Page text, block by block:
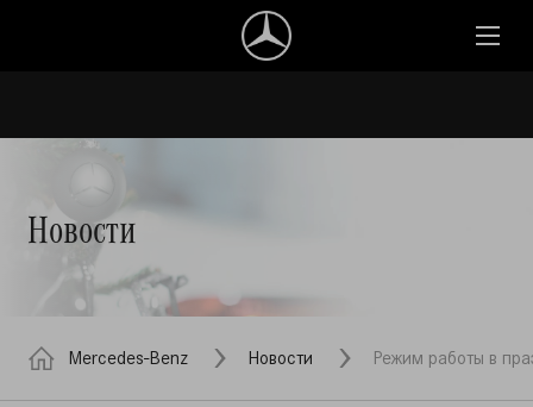
Новости
Mercedes-Benz Новости Режим работы в